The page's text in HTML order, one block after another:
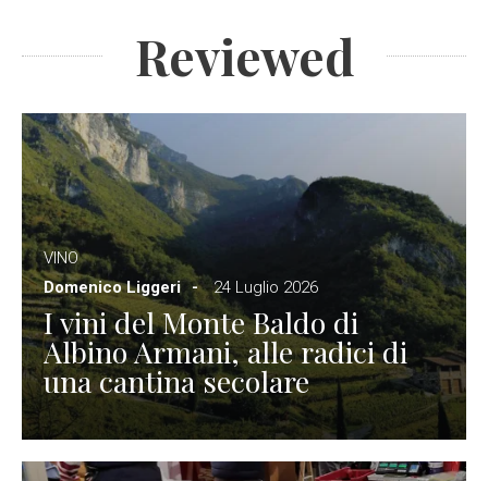
Reviewed
VINO
Domenico Liggeri
24 Luglio 2026
I vini del Monte Baldo di
Albino Armani, alle radici di
una cantina secolare